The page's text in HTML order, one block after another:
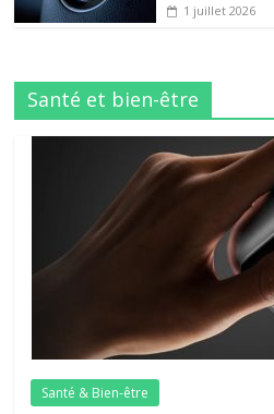
1 juillet 2026
Santé et bien-être
Santé & Bien-être